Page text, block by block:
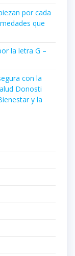
por cada
que
la letra G –
con la
Donosti
y la